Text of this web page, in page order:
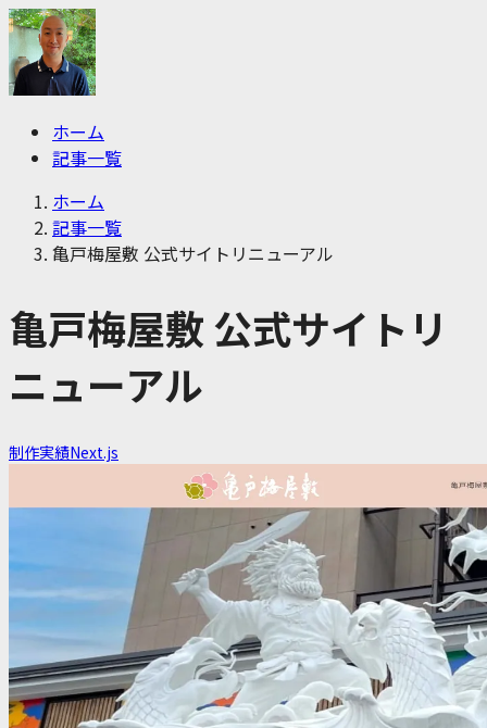
ホーム
記事一覧
ホーム
記事一覧
亀戸梅屋敷 公式サイトリニューアル
亀戸梅屋敷 公式サイトリ
ニューアル
制作実績Next.js